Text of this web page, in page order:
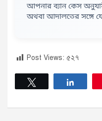
আপনার ব্যান কেস
অথবা আদালতের সঙ্গে
Post Views: ৫২৭